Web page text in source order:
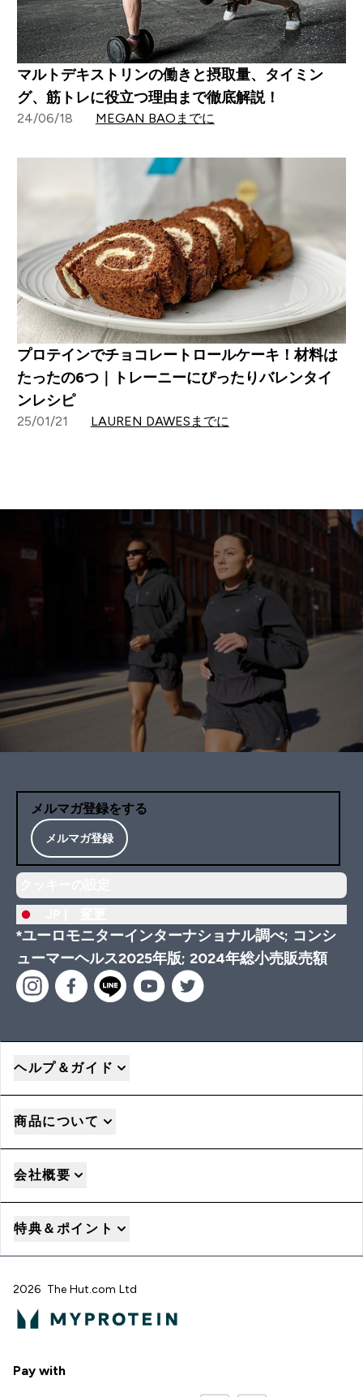
マルトデキストリンの働きと摂取量、タイミン
グ、筋トレに役立つ理由まで徹底解説！
24/06/18 MEGAN BAOまでに
プロテインでチョコレートロールケーキ！材料は
たったの6つ｜トレーニーにぴったりバレンタイ
ンレシピ
25/01/21 LAUREN DAWESまでに
メルマガ登録をする
メルマガ登録
*ユーロモニターインターナショナル調べ; コンシ
ューマーヘルス2025年版; 2024年総小売販売額
ヘルプ＆ガイド
商品について
会社概要
特典＆ポイント
2026 The Hut.com Ltd
Pay with